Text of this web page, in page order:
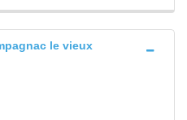
le vieux